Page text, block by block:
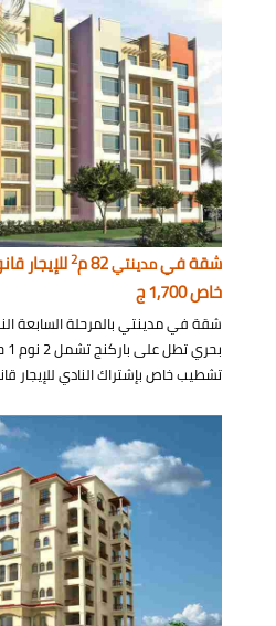
شقة فيمدينتي 2للإيجار
خاص 1,700 ج
شقة في مدينتي بالمرحلة السابعة
تشطيب خاص بإشتراك النادي للإيجار قانون